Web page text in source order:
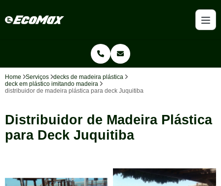
Home Serviços
decks de madeira plástica
deck em plástico imitando madeira
distribuidor de madeira plástica para deck Juquitiba
Distribuidor de Madeira Plástica
para Deck Juquitiba